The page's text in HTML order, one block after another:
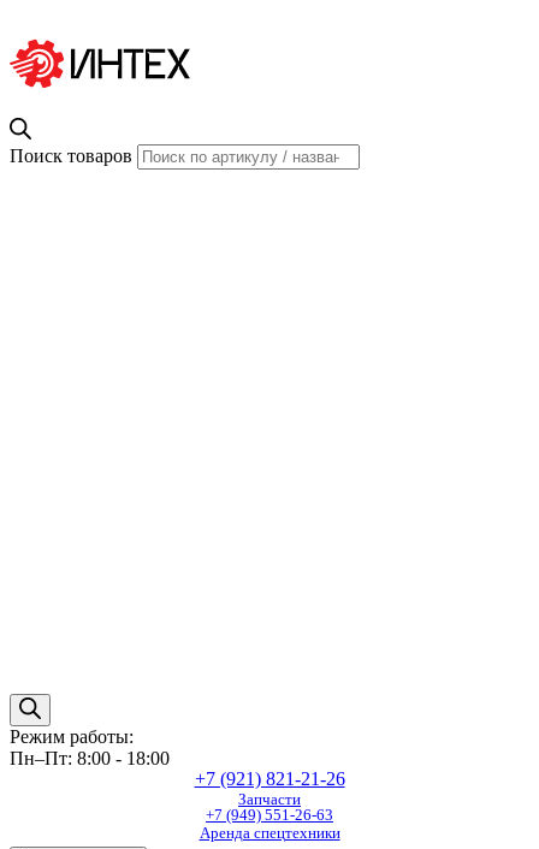
Поиск товаров
Режим работы:
Пн–Пт: 8:00 - 18:00
+7 (921) 821-21-26
Запчасти
+7 (949) 551-26-63
Аренда спецтехники